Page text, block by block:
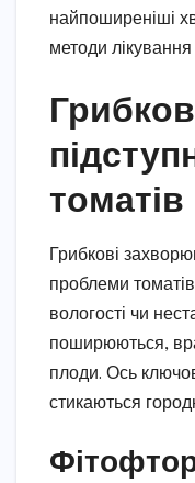
найпоширеніші
методи
томатів
Грибкові
проблеми
вологості чи
поширюються,
плоди. Ось
стикаються